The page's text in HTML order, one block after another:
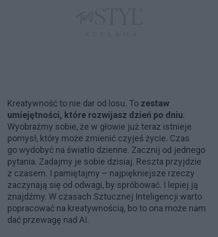
Kreatywność to nie dar od losu. To zestaw
umiejętności, które rozwijasz dzień po dniu.
Wyobraźmy sobie, że w głowie już teraz istnieje
pomysł, który może zmienić czyjeś życie. Czas
go wydobyć na światło dzienne. Zacznij od jednego
pytania. Zadajmy je sobie dzisiaj. Reszta przyjdzie
z czasem. I pamiętajmy – najpiękniejsze rzeczy
zaczynają się od odwagi, by spróbować. I lepiej ją
znajdźmy. W czasach Sztucznej Inteligencji warto
popracować na kreatywnością, bo to ona może nam
dać przewagę nad AI.